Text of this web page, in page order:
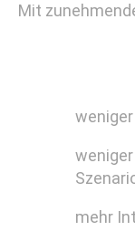
Mit
mehr